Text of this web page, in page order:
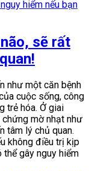
sẽ rất
như một căn bệnh
cuộc sống, công
trẻ hóa. Ở giai
mờ nhạt như
tâm lý chủ quan.
không điều trị kịp
thể gây nguy hiểm